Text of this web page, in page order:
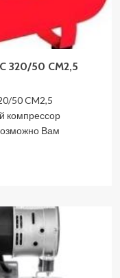
320/50 CM2,5
50 CM2,5
компрессор
Вам